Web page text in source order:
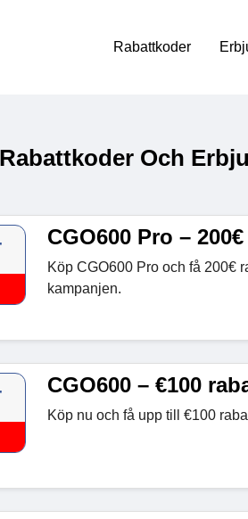
Rabattkoder
Och
CGO600 Pro –
Köp CGO600 Pro och få 200€
kampanjen.
CGO600 – €100
Köp nu och få upp till €100